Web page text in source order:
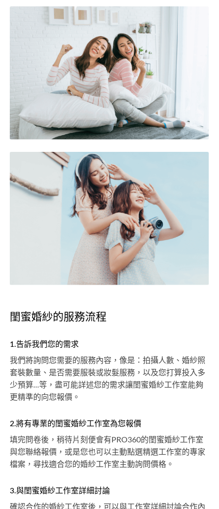
閨蜜婚紗的服務流程
1.告訴我們您的需求
我們將詢問您需要的服務內容，像是：拍攝人數、婚紗照
套裝數量、是否需要服裝或妝髮服務，以及您打算投入多
少預算...等，盡可能詳述您的需求讓閨蜜婚紗工作室能夠
更精準的向您報價。
2.將有專業的閨蜜婚紗工作室為您報價
填完問卷後，稍待片刻便會有PRO360的閨蜜婚紗工作室
與您聯絡報價，或是您也可以主動點選精選工作室的專家
檔案，尋找適合您的婚紗工作室主動詢問價格。
3.與閨蜜婚紗工作室詳細討論
確認合作的婚紗工作室後，可以與工作室詳細討論合作內